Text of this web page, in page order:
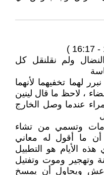
ولم نقلنقل كل
لهما تخفيهما لأنهما
، لاحظ ما قال لينين
عندما وصل الخارج
وتسمي من تشاء
ما أقول له معاني
الأيام هو التطبيل
وتهجير وموت وتفتيل
ويحاول أن يمسخ